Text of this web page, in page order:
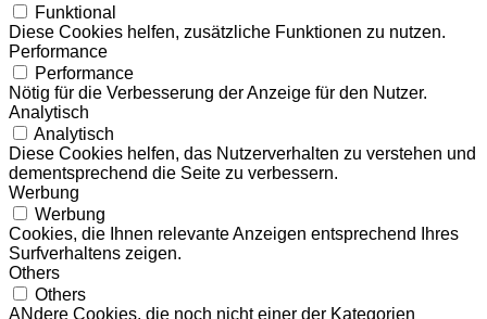
Funktional
Diese Cookies helfen, zusätzliche Funktionen zu nutzen.
Performance
Performance
Nötig für die Verbesserung der Anzeige für den Nutzer.
Analytisch
Analytisch
Diese Cookies helfen, das Nutzerverhalten zu verstehen und
dementsprechend die Seite zu verbessern.
Werbung
Werbung
Cookies, die Ihnen relevante Anzeigen entsprechend Ihres
Surfverhaltens zeigen.
Others
Others
ANdere Cookies, die noch nicht einer der Kategorien